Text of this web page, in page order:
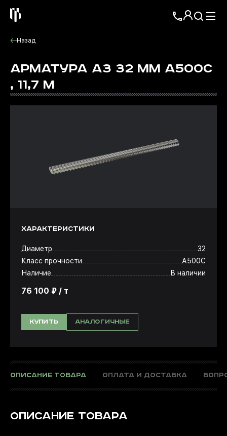
Назад
АРМАТУРА А3 32 ММ А500С
, 11,7 М
ХАРАКТЕРИСТИКИ
Диаметр
32
Класс прочности
А500С
Наличие
В наличии
76 100 ₽ / т
КУПИТЬ АНАЛОГИЧНЫЕ
ОПИСАНИЕ ТОВАРА ОПЛАТА И ДОСТАВКА
ОПИСАНИЕ ТОВАРА